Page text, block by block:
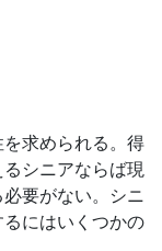
求められる。得
シニアならば現
要がない。シニ
にはいくつかの